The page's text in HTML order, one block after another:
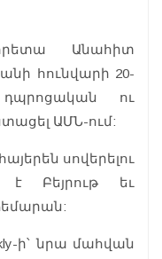
Անահիտ
հունվարի 20-
ու
ԱՄՆ-ում:
սովերելու
է Բեյրութ եւ
ի՝ նրա մահվան